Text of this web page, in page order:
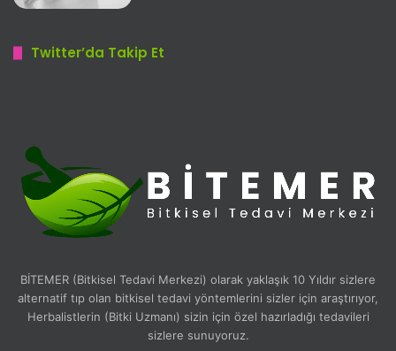
Twitter’da Takip Et
BİTEMER (Bitkisel Tedavi Merkezi) olarak yaklaşık 10 Yıldır sizlere
alternatif tıp olan bitkisel tedavi yöntemlerini sizler için araştırıyor,
Herbalistlerin (Bitki Uzmanı) sizin için özel hazırladığı tedavileri
sizlere sunuyoruz.